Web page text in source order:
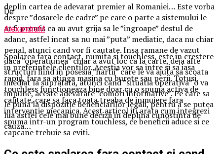
deplin cartea de adevarat premier al Romaniei… Este vorba
despre ”dosarele de cadre” pe care o parte a sistemului le-
ar fi promis ca au avut grija sa le ”ingroape” destul de
adanc, astfel incat sa nu mai ”puta” mediatic, daca nu chiar
penal, atunci cand vor fi cautate. Insa ramane de vazut
daca ”operatiunea” chiar a avut loc ca la carte, deja alte
structuri fiind in posesia ”hartii” care le va ajuta sa scoata
imediat la suprafata, atunci cand ”situatia operativa” o va
impune, aceste adevarate ”comori informative”. Pe care sa
le puna la dispozitie beneficiarilor legali, pentru a se putea
lua astfel cele mai bune decizii in deplina cunostinta de
cauza…
De
AlexandraM
Spalarea fara contact, numita si touchless, este in crestere
in preferintele clientilor. Acestia vor sa intre si sa iasa
rapid, fara sa atinga masina cu burete sau perii. Totusi,
touchless functioneaza bine doar cu o spuma activa de
calitate, care sa faca toata treaba de inmuiere fara
interventie mecanica. Acest articol iti arata cum integrezi
spuma intr-un program touchless, ce beneficii aduce si ce
capcane trebuie sa eviti.